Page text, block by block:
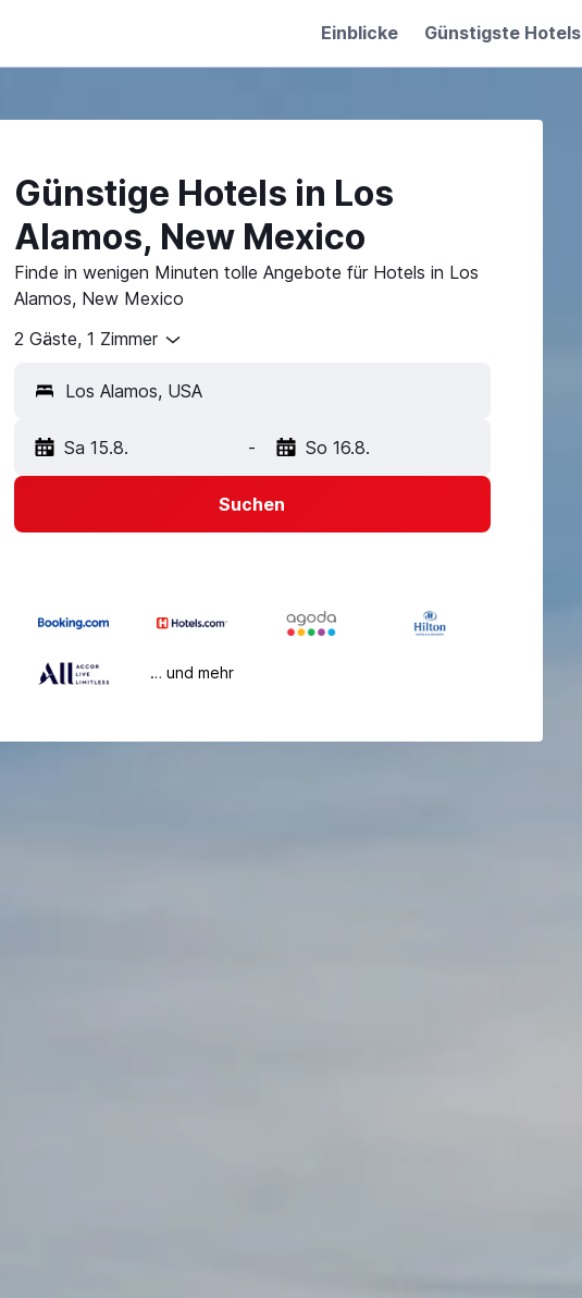
Einblicke Günstigste Hotels
Günstige Hotels in Los
Alamos, New Mexico
Finde in wenigen Minuten tolle Angebote für Hotels in Los
Alamos, New Mexico
2 Gäste, 1 Zimmer
Sa 15.8. - So 16.8.
Suchen
… und mehr